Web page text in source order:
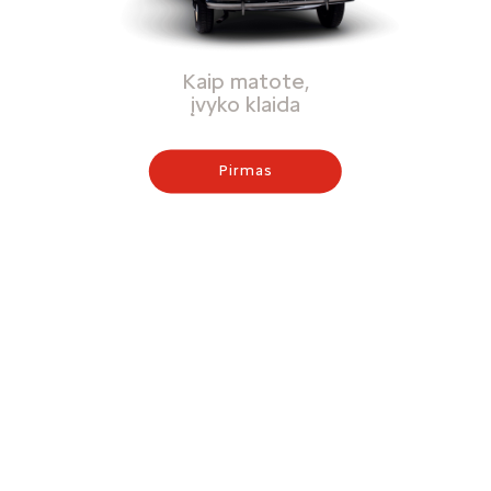
Kaip matote,
įvyko klaida
Pirmas